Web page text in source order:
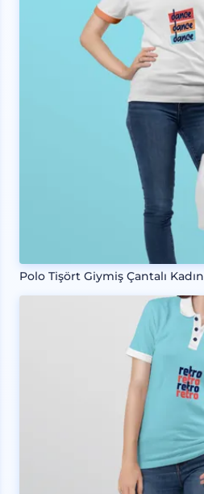
Polo Tişört Giymiş Çantalı Kadın